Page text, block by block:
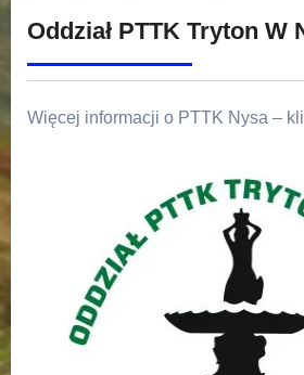
Oddział PTTK Tryton W
Więcej informacji o PTTK Nysa –